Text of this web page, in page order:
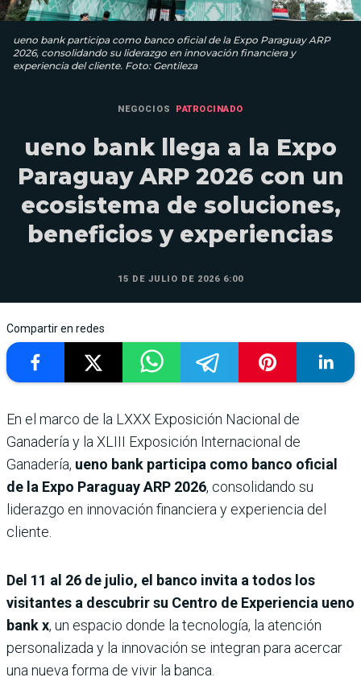
ueno bank participa como banco oficial de la Expo Paraguay ARP
2026, consolidando su liderazgo en innovación financiera y
experiencia del cliente. Foto: Gentileza
NEGOCIOS PATROCINADO
ueno bank llega a la Expo
Paraguay ARP 2026 con un
ecosistema de soluciones,
beneficios y experiencias
15 DE JULIO DE 2026 6:00
Compartir en redes
En el marco de la LXXX Exposición Nacional de
Ganadería y la XLIII Exposición Internacional de
Ganadería, ueno bank participa como banco oficial
de la Expo Paraguay ARP 2026, consolidando su
liderazgo en innovación financiera y experiencia del
cliente.
Del 11 al 26 de julio, el banco invita a todos los
visitantes a descubrir su Centro de Experiencia ueno
bank x, un espacio donde la tecnología, la atención
personalizada y la innovación se integran para acercar
una nueva forma de vivir la banca.